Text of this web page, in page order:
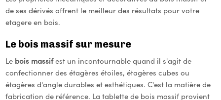
de ses dérivés offrent le meilleur des résultats pour votre
etagere en bois.
Le bois massif sur mesure
Le bois massifest un incontournable quand il s'agit de
confectionner des étagères étoiles, étagères cubes ou
étagères d'angle durables et esthétiques. C'est la matière de
fabrication de référence. La tablette de bois massif provient